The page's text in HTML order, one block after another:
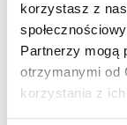
korzystasz z
Partnerzy mogą
otrzymanymi od
korzystania z ich